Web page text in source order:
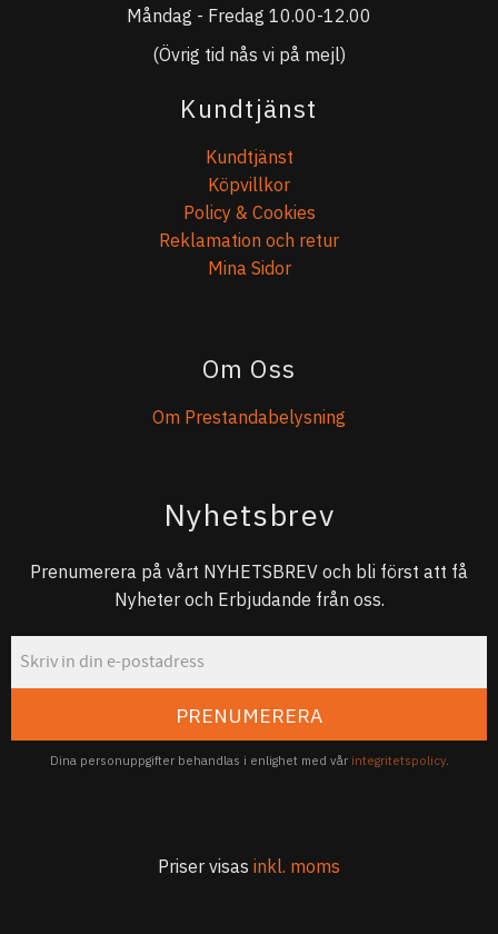
Måndag - Fredag 10.00-12.00
(Övrig tid nås vi på mejl)
Kundtjänst
Kundtjänst
Köpvillkor
Policy & Cookies
Reklamation och retur
Mina Sidor
Om Oss
Om Prestandabelysning
Nyhetsbrev
Prenumerera på vårt NYHETSBREV och bli först att få
Nyheter och Erbjudande från oss.
PRENUMERERA
Dina personuppgifter behandlas i enlighet med vår integritetspolicy.
Priser visas inkl. moms